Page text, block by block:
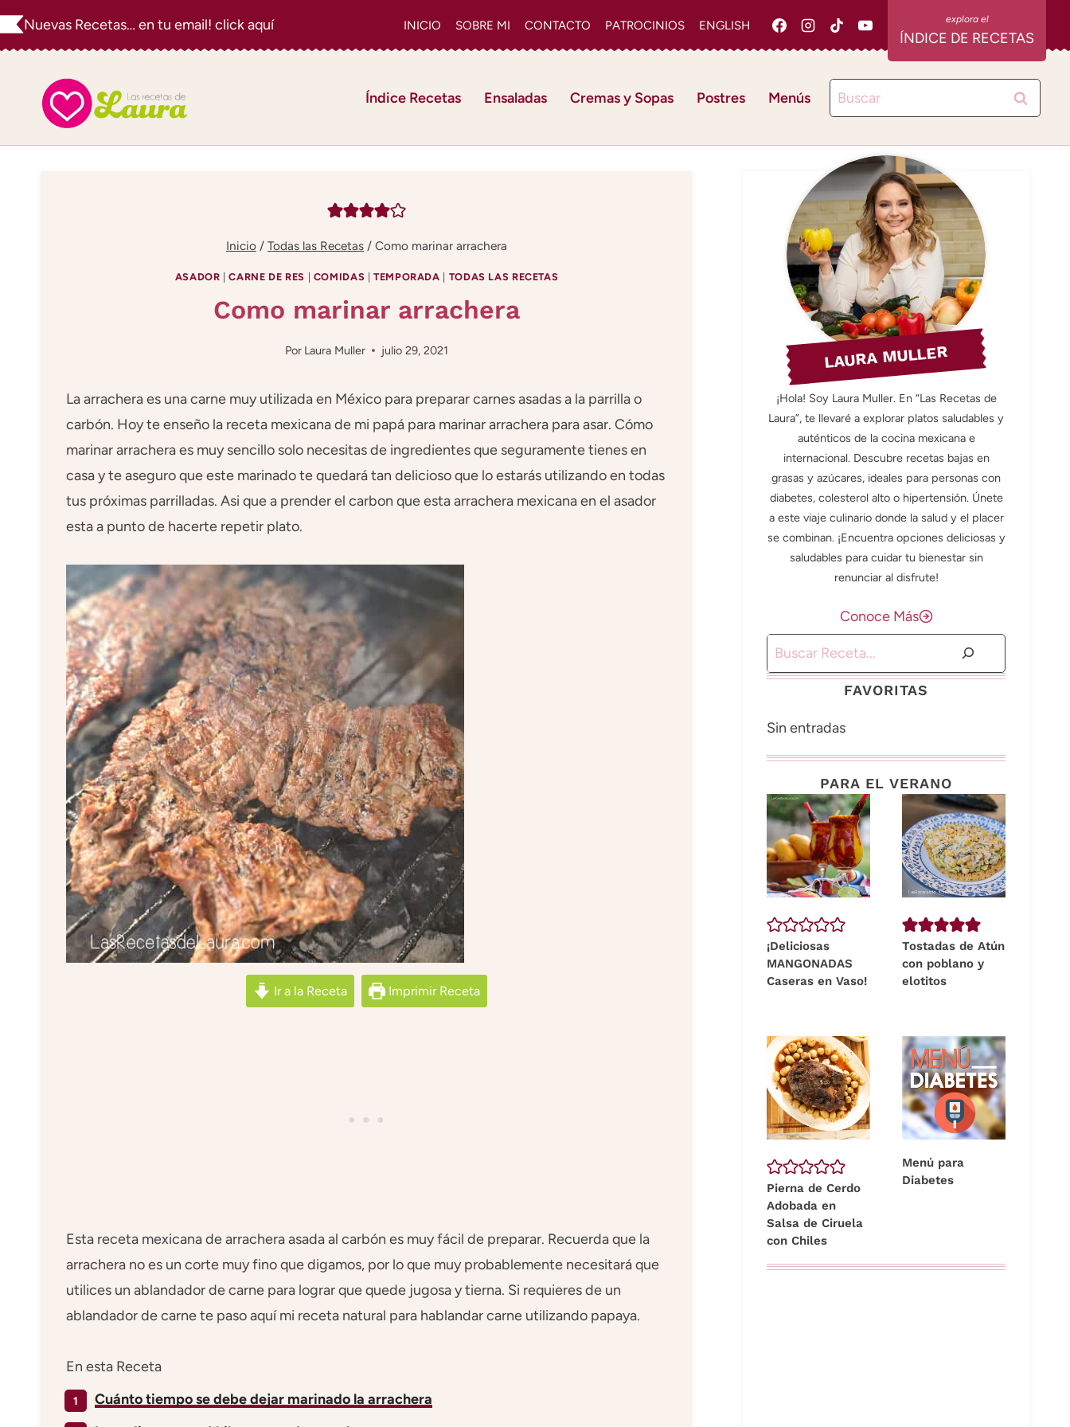
Saltar
al
Nuevas Recetas… en tu email! click aquí INICIO SOBRE MI CONTACTO PATROCINIOS ENGLISH
ÍNDICE DE RECETAS
Índice Recetas Ensaladas Cremas y Sopas Postres Menús Buscar:
Inicio / Todas las Recetas / Como marinar arrachera
ASADOR |CARNE DE RES COMIDAS |TEMPORADA TODAS LAS RECETAS
Como marinar arrachera
Por Laura Muller julio 29, 2021
La arrachera es una carne muy utilizada en México para preparar carnes asadas a la parrilla o
carbón. Hoy te enseño la receta mexicana de mi papá para marinar arrachera para asar. Cómo
marinar arrachera es muy sencillo solo necesitas de ingredientes que seguramente tienes en
casa y te aseguro que este marinado te quedará tan delicioso que lo estarás utilizando en todas
tus próximas parrilladas. Asi que a prender el carbon que esta arrachera mexicana en el asador
esta a punto de hacerte repetir plato.
Ir a la Receta Imprimir Receta
Esta receta mexicana de arrachera asada al carbón es muy fácil de preparar. Recuerda que la
arrachera no es un corte muy fino que digamos, por lo que muy probablemente necesitará que
utilices un ablandador de carne para lograr que quede jugosa y tierna. Si requieres de un
ablandador de carne te paso aquí mi receta natural para hablandar carne utilizando papaya.
En esta Receta
Cuánto tiempo se debe dejar marinado la arrachera
LAURA MULLER
¡Hola! Soy Laura Muller. En “Las Recetas de
Laura”, te llevaré a explorar platos saludables y
auténticos de la cocina mexicana e
internacional. Descubre recetas bajas en
grasas y azúcares, ideales para personas con
diabetes, colesterol alto o hipertensión. Únete
a este viaje culinario donde la salud y el placer
se combinan. ¡Encuentra opciones deliciosas y
saludables para cuidar tu bienestar sin
renunciar al disfrute!
Conoce Más
Buscar
FAVORITAS
Sin entradas
PARA EL VERANO
¡Deliciosas
MANGONADAS
Caseras en Vaso!
Tostadas de Atún
con poblano y
elotitos
Pierna de Cerdo
Adobada en
Salsa de Ciruela
con Chiles
Menú para
Diabetes